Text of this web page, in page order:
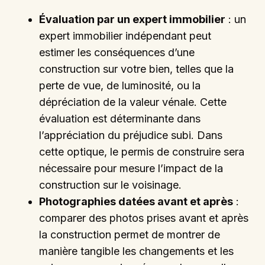
Évaluation par un expert immobilier : un
expert immobilier indépendant peut
estimer les conséquences d’une
construction sur votre bien, telles que la
perte de vue, de luminosité, ou la
dépréciation de la valeur vénale. Cette
évaluation est déterminante dans
l’appréciation du préjudice subi. Dans
cette optique, le permis de construire sera
nécessaire pour mesure l’impact de la
construction sur le voisinage.
Photographies datées avant et après :
comparer des photos prises avant et après
la construction permet de montrer de
manière tangible les changements et les